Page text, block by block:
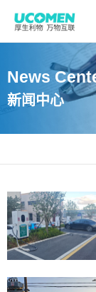
News
新闻中心